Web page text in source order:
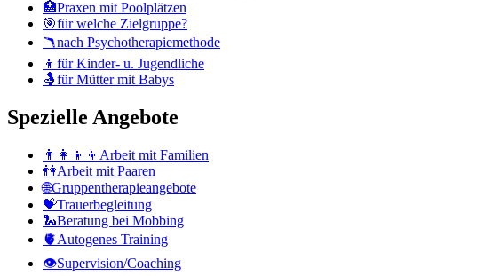
🏥Praxen mit Poolplätzen
🎯für welche Zielgruppe?
🪃nach Psychotherapiemethode
👦für Kinder- u. Jugendliche
🤱für Mütter mit Babys
Spezielle Angebote
👨‍👩‍👦‍👦Arbeit mit Familien
👫Arbeit mit Paaren
🌐Gruppentherapieangebote
💝Trauerbegleitung
🐍Beratung bei Mobbing
🫀Autogenes Training
👁Supervision/Coaching